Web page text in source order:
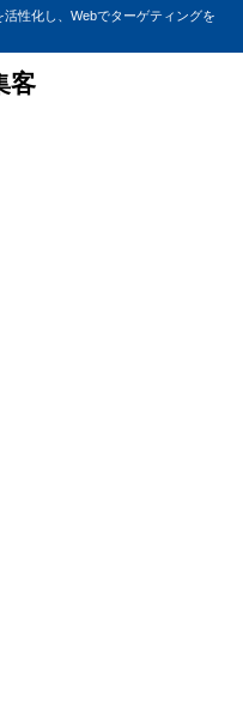
性化し、Webでターゲティングを
客